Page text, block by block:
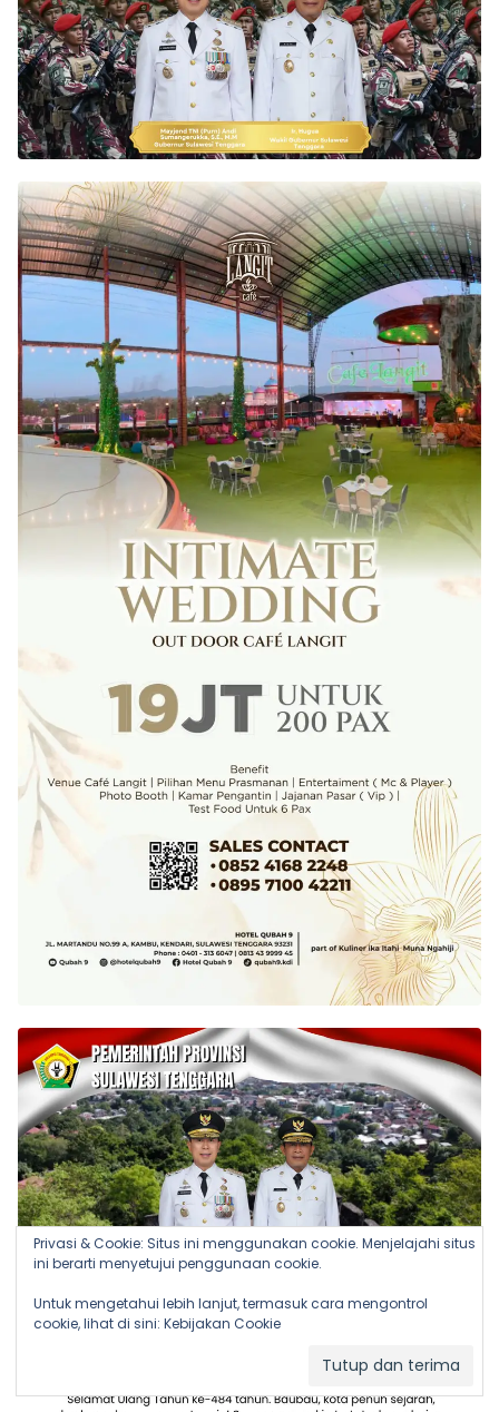
Privasi & Cookie: Situs ini menggunakan cookie. Menjelajahi situs
ini berarti menyetujui penggunaan cookie.
Untuk mengetahui lebih lanjut, termasuk cara mengontrol
cookie, lihat di sini: Kebijakan Cookie